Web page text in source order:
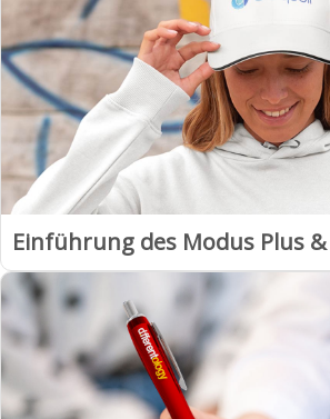
Einführung des Modus Plus &